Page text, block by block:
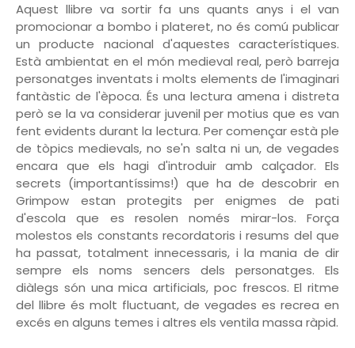
Aquest llibre va sortir fa uns quants anys i el van
promocionar a bombo i plateret, no és comú publicar
un producte nacional d'aquestes característiques.
Està ambientat en el món medieval real, però barreja
personatges inventats i molts elements de l'imaginari
fantàstic de l'època. És una lectura amena i distreta
però se la va considerar juvenil per motius que es van
fent evidents durant la lectura. Per començar està ple
de tòpics medievals, no se'n salta ni un, de vegades
encara que els hagi d'introduir amb calçador. Els
secrets (importantíssims!) que ha de descobrir en
Grimpow estan protegits per enigmes de pati
d'escola que es resolen només mirar-los. Força
molestos els constants recordatoris i resums del que
ha passat, totalment innecessaris, i la mania de dir
sempre els noms sencers dels personatges. Els
diàlegs són una mica artificials, poc frescos. El ritme
del llibre és molt fluctuant, de vegades es recrea en
excés en alguns temes i altres els ventila massa ràpid.